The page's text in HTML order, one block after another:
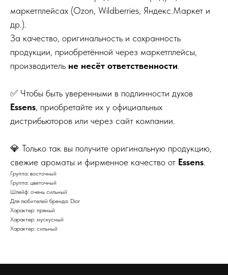
маркетплейсах (Ozon, Wildberries, Яндекс.Маркет и
др.).
За качество, оригинальность и сохранность
продукции, приобретённой через маркетплейсы,
производитель не несёт ответственности
✅ Чтобы быть уверенными в подлинности духов
Essens, приобретайте их у официальных
дистрибьюторов или через сайт компании.
💎 Только так вы получите оригинальную продукцию,
свежие ароматы и фирменное качество от Essens
Группа: восточный
Группа: цветочный
Шлейф: очень сильный
Для любителей бренда: Dior
Характер: пряный
Характер: мускусный
Характер: сильный